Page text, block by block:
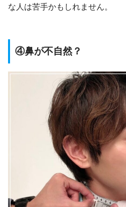
な人は苦手かもしれません。
④鼻が不自然？